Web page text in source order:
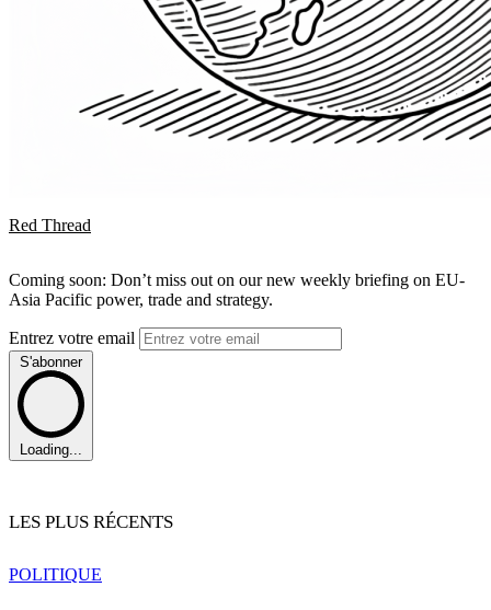
Red Thread
Coming soon: Don’t miss out on our new weekly briefing on EU-
Asia Pacific power, trade and strategy.
Entrez votre email
S'abonner
Loading...
LES PLUS RÉCENTS
POLITIQUE